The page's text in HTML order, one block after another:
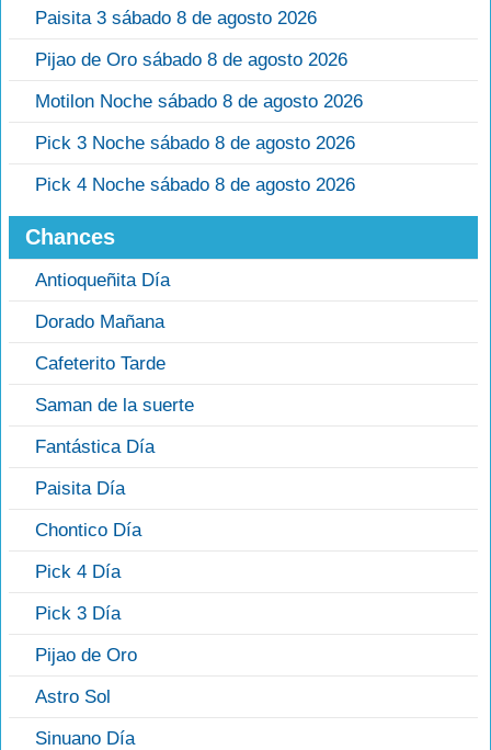
Paisita 3 sábado 8 de agosto 2026
Pijao de Oro sábado 8 de agosto 2026
Motilon Noche sábado 8 de agosto 2026
Pick 3 Noche sábado 8 de agosto 2026
Pick 4 Noche sábado 8 de agosto 2026
Chances
Antioqueñita Día
Dorado Mañana
Cafeterito Tarde
Saman de la suerte
Fantástica Día
Paisita Día
Chontico Día
Pick 4 Día
Pick 3 Día
Pijao de Oro
Astro Sol
Sinuano Día